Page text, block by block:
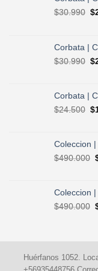
$30.990 El
$
Corbata |
$30.990 El
$
Corbata |
$24.500 El
$
Coleccion
$490.000
Coleccion
$490.000
Huérfanos 1052.